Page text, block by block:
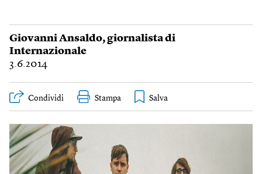
Giovanni Ansaldo, giornalista di
Internazionale
3.6.2014
Condividi Stampa